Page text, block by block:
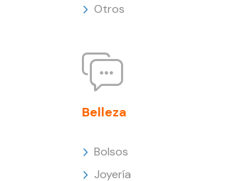
Otros
Belleza
Bolsos
Joyería